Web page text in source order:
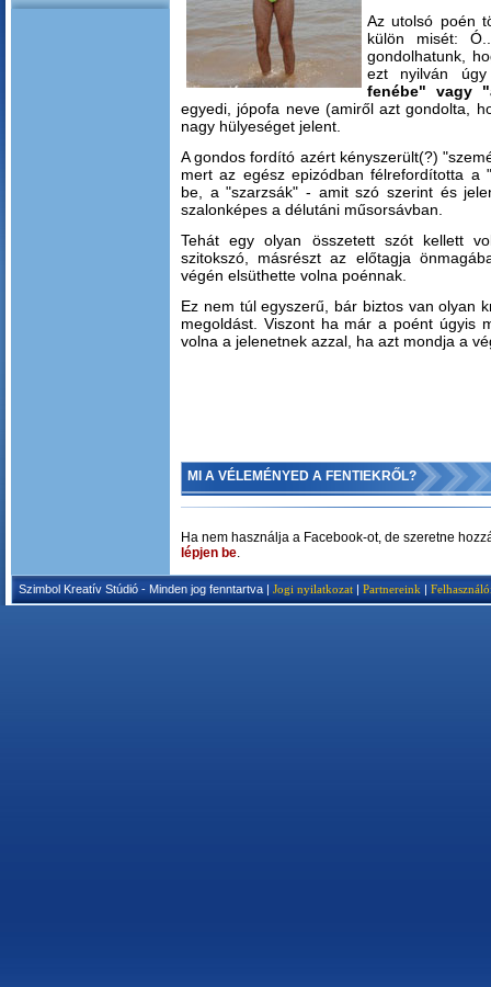
Az utolsó poén
külön misét:
gondolhatunk,
ezt nyilván
fenébe" vagy
egyedi, jópofa neve (amiről azt gondolta,
nagy hülyeséget jelent.
A gondos fordító azért kényszerült(?)
mert az egész epizódban félrefordította a
be, a "szarzsák" - amit szó szerint és
szalonképes a délutáni műsorsávban.
Tehát egy olyan összetett szót kellett
szitokszó, másrészt az előtagja
végén elsüthette volna poénnak.
Ez nem túl egyszerű, bár biztos van olyan
megoldást. Viszont ha már a poént úgyis
volna a jelenetnek azzal, ha azt mondja a
MI A VÉLEMÉNYED A FENTIEKRŐL?
Ha nem használja a Facebook-ot, de szeretne
lépjen be.
Szimbol Kreatív Stúdió - Minden jog fenntartva | Jogi nyilatkozat | Partnereink |